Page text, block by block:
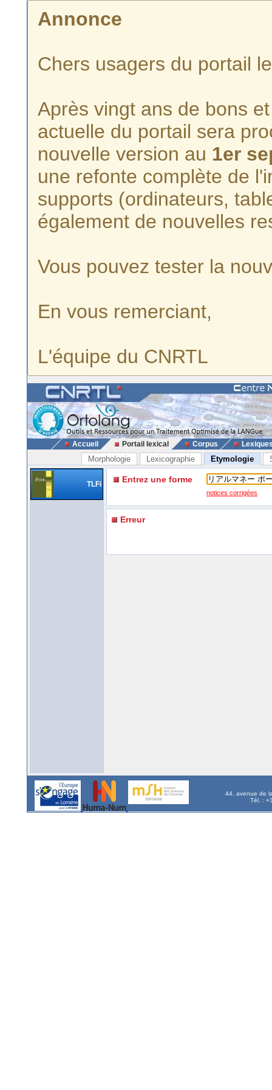
Annonce
Chers usagers du portail
Après vingt ans de bons
actuelle du portail sera
nouvelle version au 1er
une refonte complète de
supports (ordinateurs,
également de nouvelles
Vous pouvez tester la
En vous remerciant,
L'équipe du CNRTL
Accueil Portail lexical Corpus
Morphologie Lexicographie Etymologie
TLFi Entrez une forme
notices corrigées
Erreur
44, avenue de
Tél. :